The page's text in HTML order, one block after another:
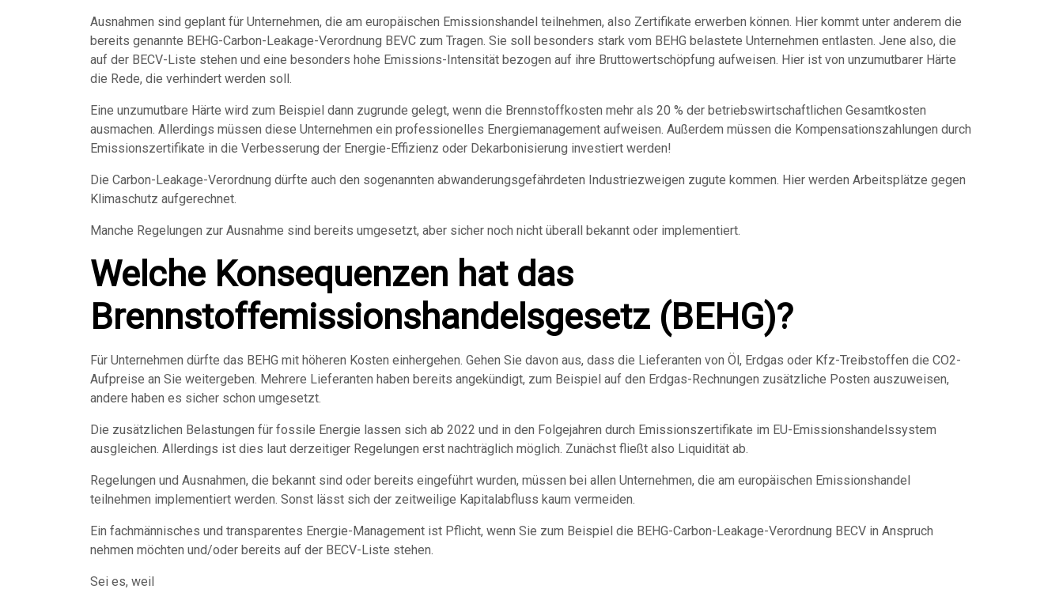
Ausnahmen sind geplant für Unternehmen, die am europäischen Emissionshandel teilnehmen, also Zertifikate erwerben können. Hier kommt unter anderem die
bereits genannte BEHG-Carbon-Leakage-Verordnung BEVC zum Tragen. Sie soll besonders stark vom BEHG belastete Unternehmen entlasten. Jene also, die
auf der BECV-Liste stehen und eine besonders hohe Emissions-Intensität bezogen auf ihre Bruttowertschöpfung aufweisen. Hier ist von unzumutbarer Härte
die Rede, die verhindert werden soll.
Eine unzumutbare Härte wird zum Beispiel dann zugrunde gelegt, wenn die Brennstoffkosten mehr als 20 % der betriebswirtschaftlichen Gesamtkosten
ausmachen. Allerdings müssen diese Unternehmen ein professionelles Energiemanagement aufweisen. Außerdem müssen die Kompensationszahlungen durch
Emissionszertifikate in die Verbesserung der Energie-Effizienz oder Dekarbonisierung investiert werden!
Die Carbon-Leakage-Verordnung dürfte auch den sogenannten abwanderungsgefährdeten Industriezweigen zugute kommen. Hier werden Arbeitsplätze gegen
Klimaschutz aufgerechnet.
Manche Regelungen zur Ausnahme sind bereits umgesetzt, aber sicher noch nicht überall bekannt oder implementiert.
Welche Konsequenzen hat das
Brennstoffemissionshandelsgesetz (BEHG)?
Für Unternehmen dürfte das BEHG mit höheren Kosten einhergehen. Gehen Sie davon aus, dass die Lieferanten von Öl, Erdgas oder Kfz-Treibstoffen die CO2-
Aufpreise an Sie weitergeben. Mehrere Lieferanten haben bereits angekündigt, zum Beispiel auf den Erdgas-Rechnungen zusätzliche Posten auszuweisen,
andere haben es sicher schon umgesetzt.
Die zusätzlichen Belastungen für fossile Energie lassen sich ab 2022 und in den Folgejahren durch Emissionszertifikate im EU-Emissionshandelssystem
ausgleichen. Allerdings ist dies laut derzeitiger Regelungen erst nachträglich möglich. Zunächst fließt also Liquidität ab.
Regelungen und Ausnahmen, die bekannt sind oder bereits eingeführt wurden, müssen bei allen Unternehmen, die am europäischen Emissionshandel
teilnehmen implementiert werden. Sonst lässt sich der zeitweilige Kapitalabfluss kaum vermeiden.
Ein fachmännisches und transparentes Energie-Management ist Pflicht, wenn Sie zum Beispiel die BEHG-Carbon-Leakage-Verordnung BECV in Anspruch
nehmen möchten und/oder bereits auf der BECV-Liste stehen.
Sei es, weil